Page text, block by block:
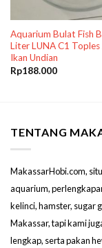
Aquarium Bulat Fish
Liter LUNA C1
Ikan Undian
Rp188.000
TENTANG
MakassarHobi.com,
aquarium,
kelinci, hamster, sugar
Makassar, tapi kami
lengkap, serta pakan